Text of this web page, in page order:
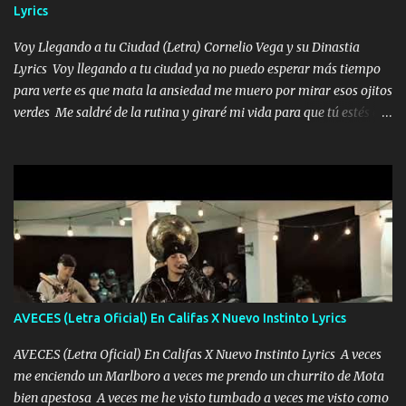
me encantes Decirte que me siento muy feliz y emocionado por
tenerte aquí espero que quiera...
Lyrics
Voy Llegando a tu Ciudad (Letra) Cornelio Vega y su Dinastia
Lyrics Voy llegando a tu ciudad ya no puedo esperar más tiempo
para verte es que mata la ansiedad me muero por mirar esos ojitos
verdes Me saldré de la rutina y giraré mi vida para que tú estés en
solo yo tendre el candado 🔒 del amor ❤️ Música Mil y un besos
para dar ya estando en tu ciudad no habrá quien lo detenga si las
copas van de más vayamos a un lugar y cerremos las puertas
Entre alcohol y besos se va incrementado el Fuego en esa
habitación ya no mires más el reloj Única por donde vas me curas
tú mi mal moviendo tu silueta no hay otra que te sea igual te ves
tan especial por eso es que me tientas Aquí estoy no dejaré que se
te acerque nadie porque solo yo tendre el candado 🔒 del a...
AVECES (Letra Oficial) En Califas X Nuevo Instinto Lyrics
AVECES (Letra Oficial) En Califas X Nuevo Instinto Lyrics A veces
me enciendo un Marlboro a veces me prendo un churrito de Mota
bien apestosa A veces me he visto tumbado a veces me visto como